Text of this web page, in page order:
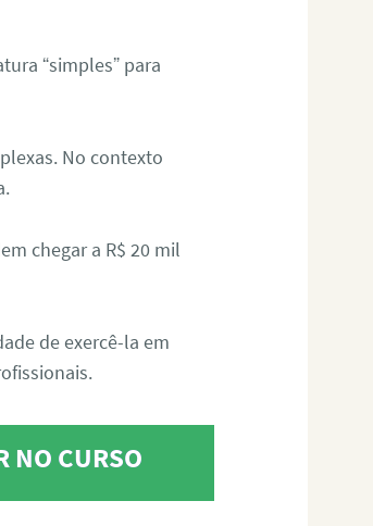
“simples” para
No contexto
chegar a R$ 20 mil
de exercê-la em
NO CURSO